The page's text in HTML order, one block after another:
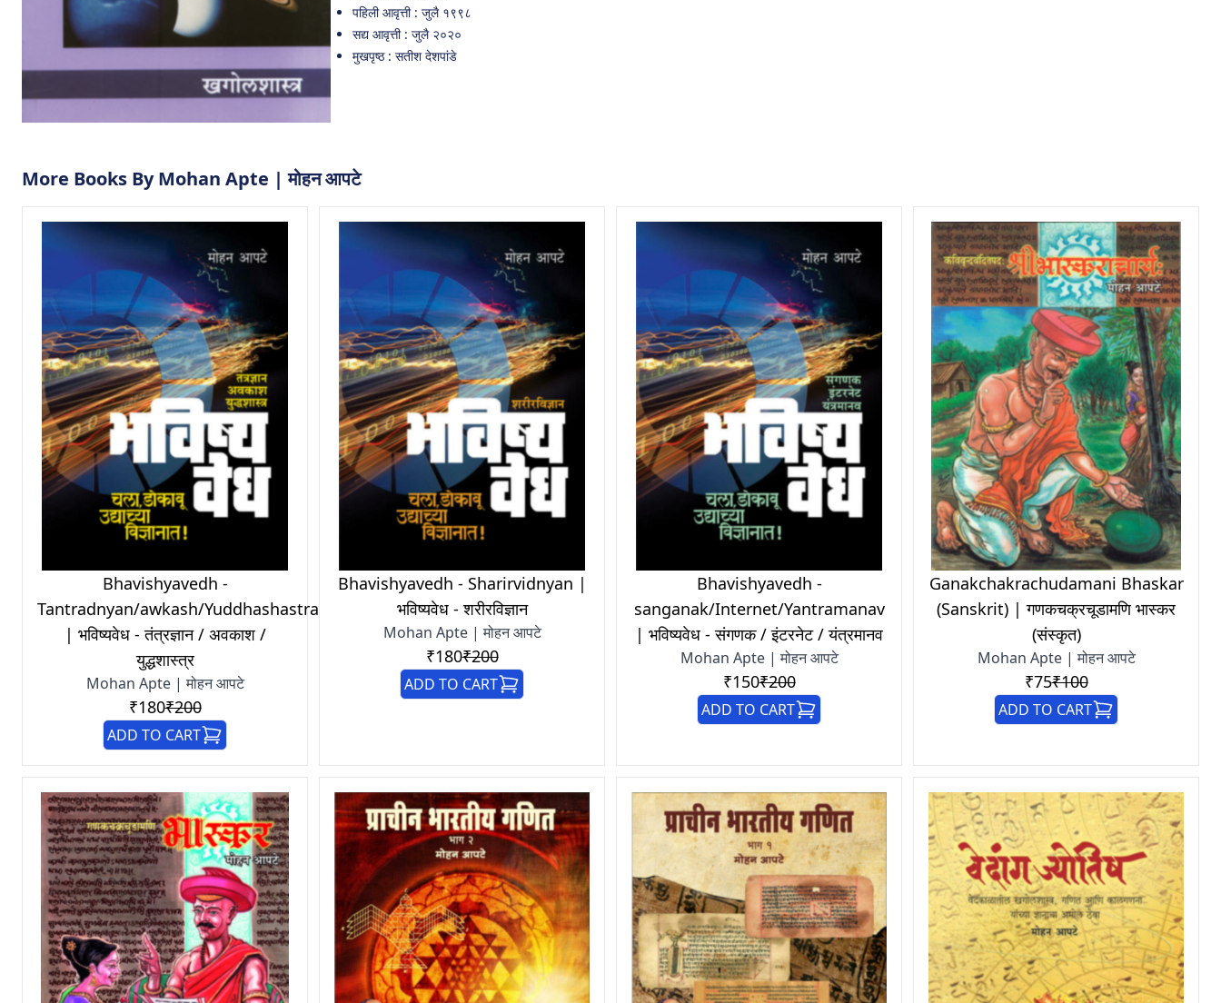
पहिली आवृत्ती : जुलै १९९८
सद्य आवृत्ती : जुलै २०२०
मुखपृष्ठ : सतीश देशपांडे
More Books By Mohan Apte | मोहन आपटे
Bhavishyavedh -
Tantradnyan/awkash/Yuddhashastra
| भविष्यवेध - तंत्रज्ञान / अवकाश /
युद्धशास्त्र
Mohan Apte | मोहन आपटे
₹180₹200
ADD TO CART
Bhavishyavedh - Sharirvidnyan |
भविष्यवेध - शरीरविज्ञान
Mohan Apte | मोहन आपटे
₹180₹200
ADD TO CART
Bhavishyavedh -
sanganak/Internet/Yantramanav
| भविष्यवेध - संगणक / इंटरनेट / यंत्रमानव
Mohan Apte | मोहन आपटे
₹150₹200
ADD TO CART
Ganakchakrachudamani Bhaskar
(Sanskrit) | गणकचक्रचूडामणि भास्कर
(संस्कृत)
Mohan Apte | मोहन आपटे
₹75₹100
ADD TO CART